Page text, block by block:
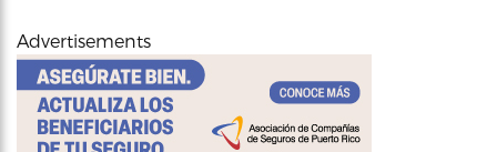
Advertisements